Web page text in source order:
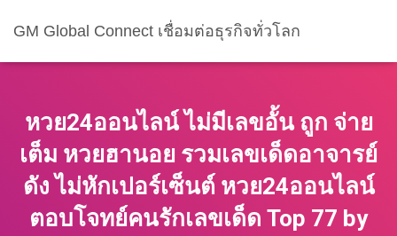
GM Global Connect เชื่อมต่อธุรกิจทั่วโลก
หวย24ออนไลน์ ไม่มีเลขอั้น ถูก จ่าย
เต็ม หวยฮานอย รวมเลขเด็ดอาจารย์
ดัง ไม่หักเปอร์เซ็นต์ หวย24ออนไลน์
ตอบโจทย์คนรักเลขเด็ด Top 77 by